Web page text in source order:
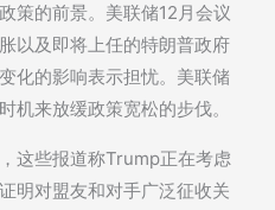
策的前景。美联储12月会议
以及即将上任的特朗普政府
化的影响表示担忧。美联储
机来放缓政策宽松的步伐。
这些报道称Trump正在考虑
明对盟友和对手广泛征收关